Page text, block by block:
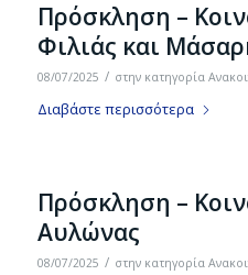
Πρόσκληση –
Φιλιάς και
08/07/2025 / στην κατηγορία
Διαβάστε περισσότερα
Πρόσκληση –
Αυλώνας
08/07/2025 / στην κατηγορία